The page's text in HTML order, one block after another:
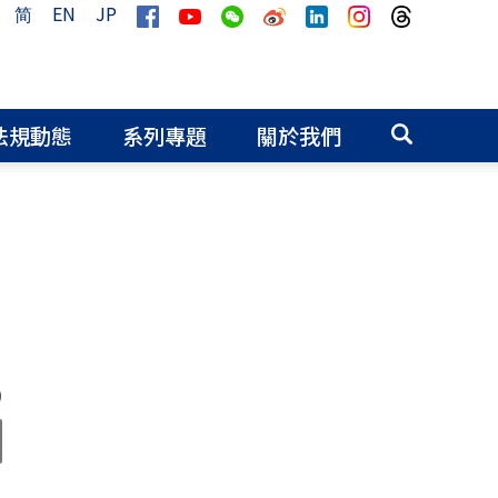
简 EN JP
規動態 系列專題 關於我們